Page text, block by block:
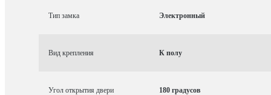
Тип замка Электронный
Вид крепления К полу
Угол открытия двери 180 градусов